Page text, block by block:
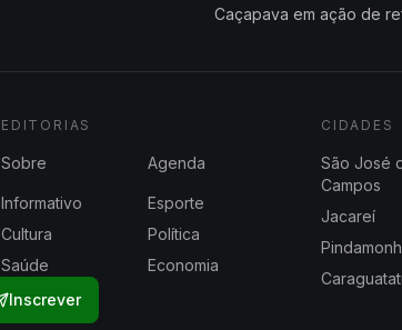
Caçapava em ação de
Inscrever
EDITORIAS
Sobre Agenda
Informativo
Esporte
Cultura
Política
Saúde
Economia
CIDADES
São José
Campos
Jacareí